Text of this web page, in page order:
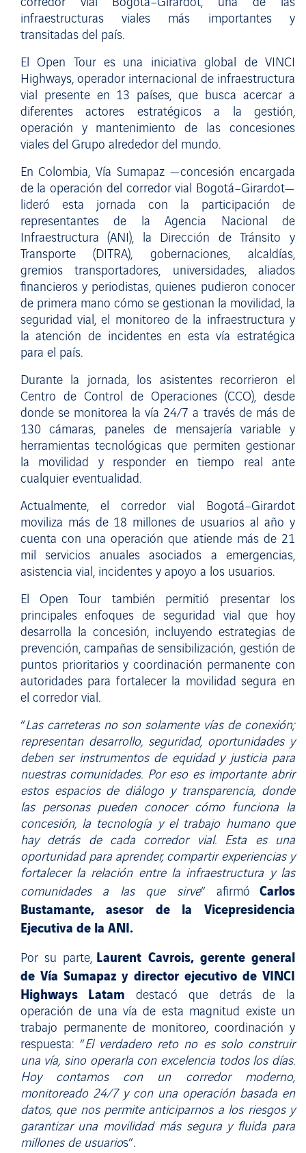
corredor vial Bogotá–Girardot, una de las
infraestructuras viales más importantes y
transitadas del país.
El Open Tour es una iniciativa global de VINCI
Highways, operador internacional de infraestructura
vial presente en 13 países, que busca acercar a
diferentes actores estratégicos a la gestión,
operación y mantenimiento de las concesiones
viales del Grupo alrededor del mundo.
En Colombia, Vía Sumapaz —concesión encargada
de la operación del corredor vial Bogotá–Girardot—
lideró esta jornada con la participación de
representantes de la Agencia Nacional de
Infraestructura (ANI), la Dirección de Tránsito y
Transporte (DITRA), gobernaciones, alcaldías,
gremios transportadores, universidades, aliados
financieros y periodistas, quienes pudieron conocer
de primera mano cómo se gestionan la movilidad, la
seguridad vial, el monitoreo de la infraestructura y
la atención de incidentes en esta vía estratégica
para el país.
Durante la jornada, los asistentes recorrieron el
Centro de Control de Operaciones (CCO), desde
donde se monitorea la vía 24/7 a través de más de
130 cámaras, paneles de mensajería variable y
herramientas tecnológicas que permiten gestionar
la movilidad y responder en tiempo real ante
cualquier eventualidad.
Actualmente, el corredor vial Bogotá–Girardot
moviliza más de 18 millones de usuarios al año y
cuenta con una operación que atiende más de 21
mil servicios anuales asociados a emergencias,
asistencia vial, incidentes y apoyo a los usuarios.
El Open Tour también permitió presentar los
principales enfoques de seguridad vial que hoy
desarrolla la concesión, incluyendo estrategias de
prevención, campañas de sensibilización, gestión de
puntos prioritarios y coordinación permanente con
autoridades para fortalecer la movilidad segura en
el corredor vial.
“Las carreteras no son solamente vías de conexión;
representan desarrollo, seguridad, oportunidades y
deben ser instrumentos de equidad y justicia para
nuestras comunidades. Por eso es importante abrir
estos espacios de diálogo y transparencia, donde
las personas pueden conocer cómo funciona la
concesión, la tecnología y el trabajo humano que
hay detrás de cada corredor vial. Esta es una
oportunidad para aprender, compartir experiencias y
fortalecer la relación entre la infraestructura y las
comunidades a las que sirve” afirmó Carlos
Bustamante, asesor de la Vicepresidencia
Ejecutiva de la ANI.
Por su parte, Laurent Cavrois, gerente general
de Vía Sumapaz y director ejecutivo de VINCI
Highways Latam destacó que detrás de la
operación de una vía de esta magnitud existe un
trabajo permanente de monitoreo, coordinación y
respuesta: “El verdadero reto no es solo construir
una vía, sino operarla con excelencia todos los días.
Hoy contamos con un corredor moderno,
monitoreado 24/7 y con una operación basada en
datos, que nos permite anticiparnos a los riesgos y
garantizar una movilidad más segura y fluida para
millones de usuarios”.